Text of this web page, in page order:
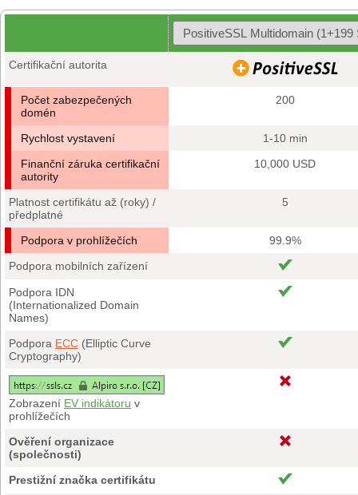
Certifikační autorita
Počet zabezpečených
domén
200
Rychlost vystavení
1-10 min
Finanční záruka certifikační
autority
10,000 USD
Platnost certifikátu až (roky) /
předplatné
5
Podpora v prohlížečích
99.9%
Podpora mobilních zařízení
Podpora IDN
(Internationalized Domain
Names)
Podpora ECC (Elliptic Curve
Cryptography)
Zobrazení EV indikátoru v
prohlížečích
Ověření organizace
(společnosti)
Prestižní značka certifikátu